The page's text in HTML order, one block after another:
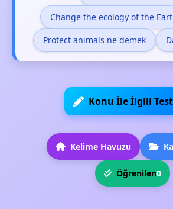
Change the ecology of the
Protect animals ne demek
Konu İle İlgili Test
Kelime Havuzu
Öğrenilen0